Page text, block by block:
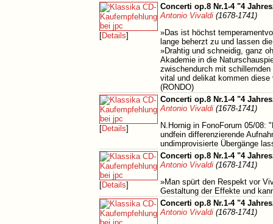
[Details]
Concerti op.8 Nr.1-4 "4
Antonio Vivaldi (1678-1741)
»Das ist höchst
lange beherzt zu und lassen
»Drahtig und schneidig, ganz
Akademie in die
zwischendurch mit
vital und delikat kommen
(RONDO)
[Details]
Concerti op.8 Nr.1-4 "4
Antonio Vivaldi (1678-1741)
N.Hornig in FonoForum 05/08:
undfein differenzierende
undimprovisierte Übergänge
[Details]
Concerti op.8 Nr.1-4 "4
Antonio Vivaldi (1678-1741)
»Man spürt den Respekt vor
Gestaltung der Effekte und
Concerti op.8 Nr.1-4 "4
Antonio Vivaldi (1678-1741)